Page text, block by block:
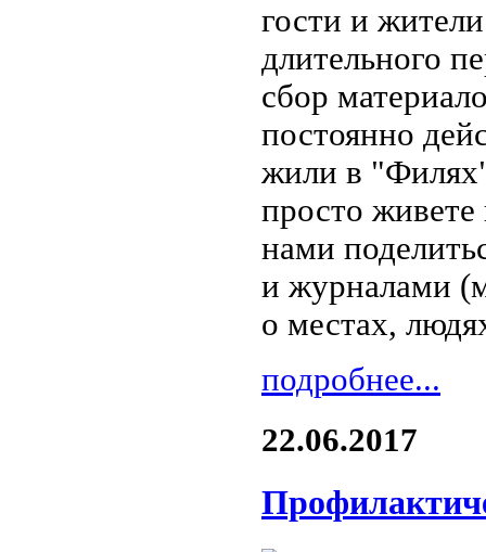
гости и
длительного
сбор
постоянно
жили в
просто
нами
и журналами
о местах,
подробнее...
22.06.2017